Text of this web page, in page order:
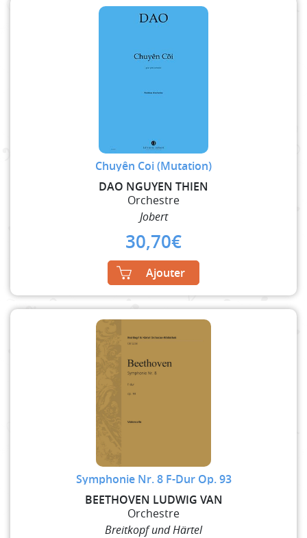
Chuyên Coi (Mutation)
DAO NGUYEN THIEN
Orchestre
Jobert
30,70€
Ajouter
Symphonie Nr. 8 F-Dur Op. 93
BEETHOVEN LUDWIG VAN
Orchestre
Breitkopf und Härtel